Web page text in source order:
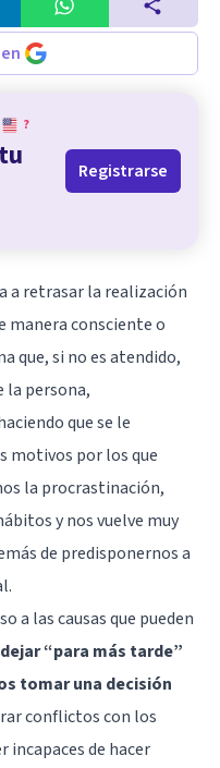
?
Registrarse
a retrasar la realización
manera consciente o
que, si no es atendido,
la persona,
que se le
motivos por los que
la procrastinación,
y nos vuelve muy
de predisponernos a
a las causas que pueden
“para más tarde”
tomar una decisión
conflictos con los
incapaces de hacer